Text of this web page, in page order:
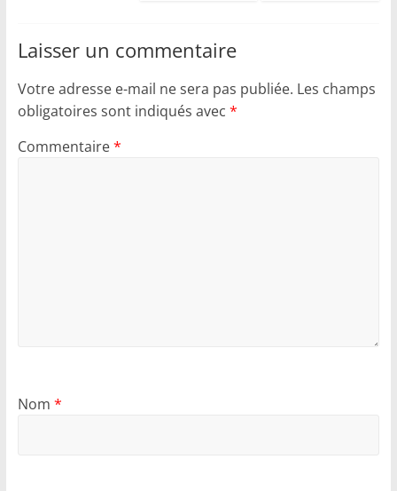
Laisser un commentaire
Votre adresse e-mail ne sera pas publiée. Les champs
obligatoires sont indiqués avec *
Commentaire*
Nom *